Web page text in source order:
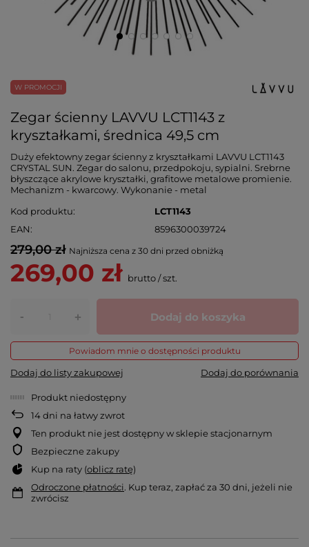
W PROMOCJI
Zegar ścienny LAVVU LCT1143 z
kryształkami, średnica 49,5 cm
Duży efektowny zegar ścienny z kryształkami LAVVU LCT1143
CRYSTAL SUN. Zegar do salonu, przedpokoju, sypialni. Srebrne
błyszczące akrylowe kryształki, grafitowe metalowe promienie.
Mechanizm - kwarcowy. Wykonanie - metal
Kod produktu
LCT1143
EAN
8596300039724
279,00 zł Najniższa cena z 30 dni przed obniżką
269,00 zł brutto/szt.
- + Dodaj do koszyka
Powiadom mnie o dostępności produktu
Dodaj do listy zakupowej Dodaj do porównania
Produkt niedostępny
14dni na łatwy zwrot
Ten produkt nie jest dostępny w sklepie stacjonarnym
Bezpieczne zakupy
Kup na raty (oblicz ratę)
Odroczone płatności. Kup teraz, zapłać za 30 dni, jeżeli nie
zwrócisz